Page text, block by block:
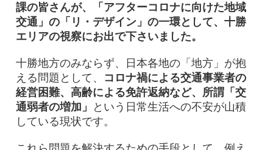
課の皆さんが、「アフターコロナに向けた地域
交通」の「リ・デザイン」の一環として、十勝
エリアの視察にお出で下さいました。
十勝地方のみならず、日本各地の「地方」が抱
える問題として、
コロナ禍による交通事業者の
経営困難、高齢による免許返納など、所謂「交
通弱者の増加」
という日常生活への不安が山積
している現状です。